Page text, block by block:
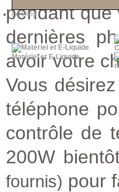
Le Blog
Matériel et E-Liquide
pendant que
dernières
avoir votre
Vous
téléphone
contrôle de
200W
fournis) pour